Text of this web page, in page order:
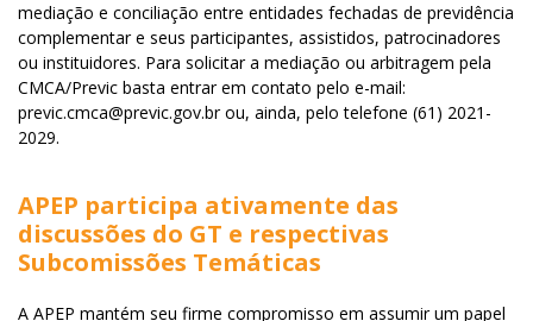
mediação e conciliação entre entidades fechadas de previdência
complementar e seus participantes, assistidos, patrocinadores
ou instituidores. Para solicitar a mediação ou arbitragem pela
CMCA/Previc basta entrar em contato pelo e-mail:
previc.cmca@previc.gov.br ou, ainda, pelo telefone (61) 2021-
2029.
APEP participa ativamente das
discussões do GT e respectivas
Subcomissões Temáticas
A APEP mantém seu firme compromisso em assumir um papel